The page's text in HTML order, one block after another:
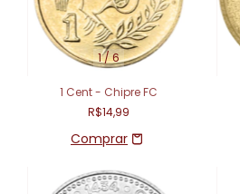
1/6
1 Cent - Chipre FC
R$14,99